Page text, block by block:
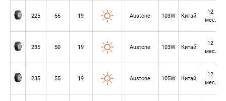
225 55 19 Austone 103W Китай
12
мес.
235 50 19 Austone 103W Китай
12
мес.
235 55 19 Austone 105W Китай
12
мес.